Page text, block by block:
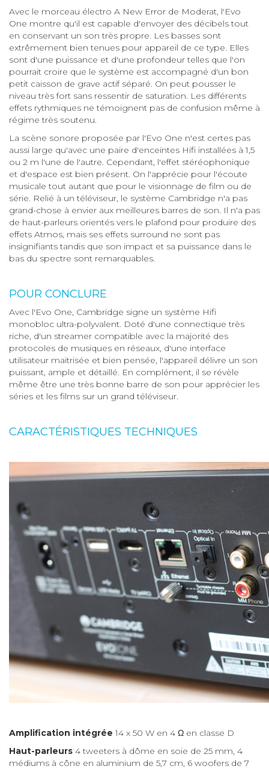
Avec le morceau électro A New Error de Moderat, l'Evo
One montre qu'il est capable d'envoyer des décibels tout
en conservant un son très propre. Les basses sont
extrêmement bien tenues pour appareil de ce type. Elles
sont d'une puissance et d'une profondeur telles que l'on
pourrait croire que le système est accompagné d'un bon
petit caisson de grave actif séparé. On peut pousser le
niveau très fort sans ressentir de saturation. Les différents
effets rythmiques ne témoignent pas de confusion même à
régime très soutenu.
La scène sonore proposée par l'Evo One n'est certes pas
aussi large qu'avec une paire d'enceintes Hifi installées à 1,5
ou 2 m l'une de l'autre. Cependant, l'effet stéréophonique
et d'espace est bien présent. On l'apprécie pour l'écoute
musicale tout autant que pour le visionnage de film ou de
série. Relié à un téléviseur, le système Cambridge n'a pas
grand-chose à envier aux meilleures barres de son. Il n'a pas
de haut-parleurs orientés vers le plafond pour produire des
effets Atmos, mais ses effets surround ne sont pas
insignifiants tandis que son impact et sa puissance dans le
bas du spectre sont remarquables.
POUR CONCLURE
Avec l'Evo One, Cambridge signe un système Hifi
monobloc ultra-polyvalent. Doté d'une connectique très
riche, d'un streamer compatible avec la majorité des
protocoles de musiques en réseaux, d'une interface
utilisateur maitrisée et bien pensée, l'appareil délivre un son
puissant, ample et détaillé. En complément, il se révèle
même être une très bonne barre de son pour apprécier les
séries et les films sur un grand téléviseur.
CARACTÉRISTIQUES TECHNIQUES
Amplification intégrée 14 x 50 W en 4 Ω en classe D
Haut-parleurs 4 tweeters à dôme en soie de 25 mm, 4
médiums à cône en aluminium de 5,7 cm, 6 woofers de 7